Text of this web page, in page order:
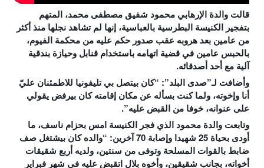
قالت والدة الإرهابي محمود شفيق مصطفى محمد، المتهم
بتفجير الكنيسة البطرسية بالعباسية، إنها لم تشاهد نجلها منذ أكثر
من عامين بعد هروبه عقب صدور حكم عليه من محكمة الفيوم،
بالحبس عامين في قضية اتهامه باستخدام قنابل وحيازة بندقية
آلية مع أحد أصدقائه.
وأضافت لـ”صدى البلد”: “كان بيتصل بي تليفونيا للاطمئنان عليّ
أنا وإخوته، ولما كنت بسأله عن مكان إقامته كان بيرفض يقولي
على عنوانه، خوفا من القبض عليه”.
وتابعت والدة محمود الذي فجر الكنيسة امس بحزام ناسف، ما
أودى بحياة 25 شهيدا وإصابة 7
0 آخرين: “والده كان بيشتغل صف
ضابط بالقوات المسلحة وتوفى من سنتين، ولديه أربع شقيقات
أخواته، بجانب شقيقين، وأخوه بلال اتقبض عليه في شهر فبراير